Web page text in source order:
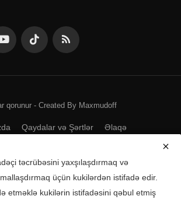
qorunur - Created By Maxmudoff
Qaydalar və Şərtlər Əlaqə
təcrübəsini yaxşılaşdırmaq və
üçün kukilərdən istifadə edir.
etməklə kukilərin istifadəsini qəbul etmiş